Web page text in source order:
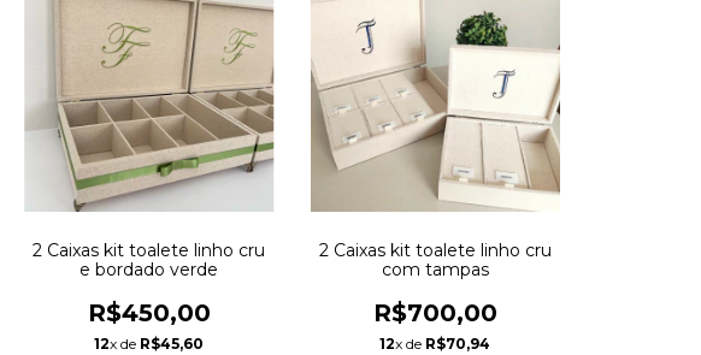
2 Caixas kit toalete linho cru
e bordado verde
R$450,00
12x de R$45,60
2 Caixas kit toalete linho cru
com tampas
R$700,00
12x de R$70,94